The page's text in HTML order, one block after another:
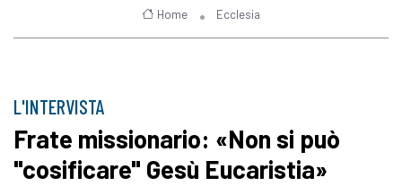
Home Ecclesia
L'INTERVISTA
Frate missionario: «Non si può
"cosificare" Gesù Eucaristia»